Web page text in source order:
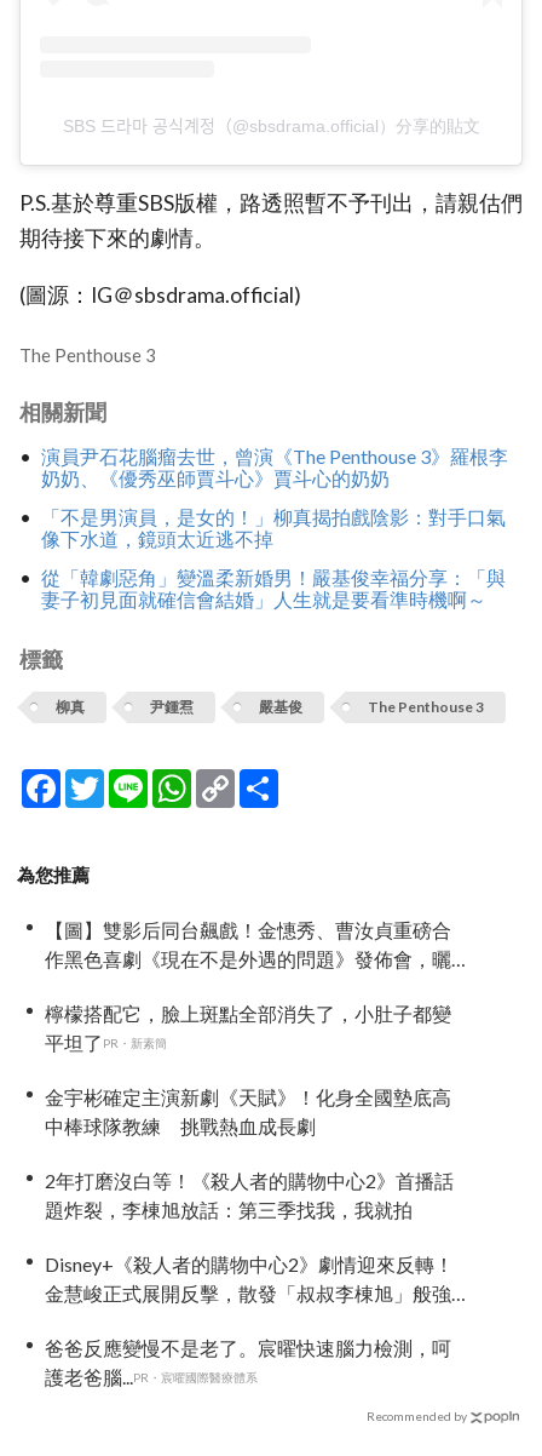
SBS 드라마 공식계정（@sbsdrama.official）分享的貼文
P.S.基於尊重SBS版權，路透照暫不予刊出，請親估們
期待接下來的劇情。
(圖源：IG＠sbsdrama.official)
The Penthouse 3
相關新聞
演員尹石花腦瘤去世，曾演《The Penthouse 3》羅根李
奶奶、《優秀巫師賈斗心》賈斗心的奶奶
「不是男演員，是女的！」柳真揭拍戲陰影：對手口氣
像下水道，鏡頭太近逃不掉
從「韓劇惡角」變溫柔新婚男！嚴基俊幸福分享：「與
妻子初見面就確信會結婚」人生就是要看準時機啊～
標籤
柳真 尹鍾焄 嚴基俊 The Penthouse 3
Facebook
TwitterLine WhatsApp
Copy
Link
為您推薦
【圖】雙影后同台飆戲！金憓秀、曹汝貞重磅合
作黑色喜劇《現在不是外遇的問題》發佈會，曬
檸檬搭配它，臉上斑點全部消失了，小肚子都變
平坦了 PR・新素簡
金宇彬確定主演新劇《天賦》！化身全國墊底高
中棒球隊教練 挑戰熱血成長劇
2年打磨沒白等！《殺人者的購物中心2》首播話
題炸裂，李棟旭放話：第三季找我，我就拍
Disney+《殺人者的購物中心2》劇情迎來反轉！
金慧峻正式展開反擊，散發「叔叔李棟旭」般強
爸爸反應變慢不是老了。宸曜快速腦力檢測，呵
護老爸腦...PR・宸曜國際醫療體系
Recommended by